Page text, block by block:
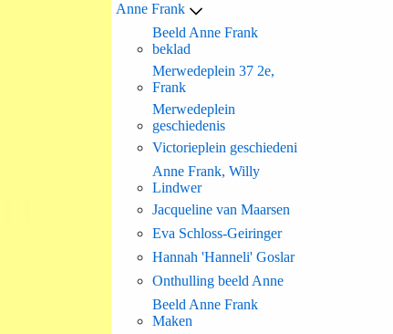
Anne Frank
Beeld Anne Frank
beklad
Merwedeplein 37 2e,
Frank
Merwedeplein
geschiedenis
Victorieplein geschiedeni
Anne Frank, Willy
Lindwer
Jacqueline van Maarsen
Eva Schloss-Geiringer
Hannah 'Hanneli' Goslar
Onthulling beeld Anne
Beeld Anne Frank
Maken